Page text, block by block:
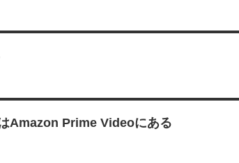
Amazon Prime Videoにある